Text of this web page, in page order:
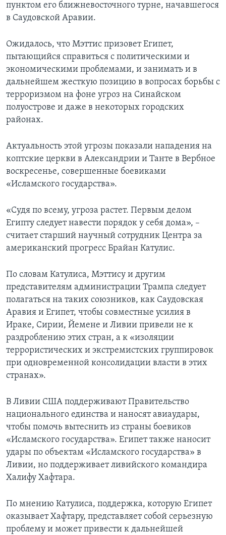
пунктом его ближневосточного турне, начавшегося
в Саудовской Аравии.
Ожидалось, что Мэттис призовет Египет,
пытающийся справиться с политическими и
экономическими проблемами, и занимать и в
дальнейшем жесткую позицию в вопросах борьбы с
терроризмом на фоне угроз на Синайском
полуострове и даже в некоторых городских
районах.
Актуальность этой угрозы показали нападения на
коптские церкви в Александрии и Танте в Вербное
воскресенье, совершенные боевиками
«Исламского государства».
«Судя по всему, угроза растет. Первым делом
Египту следует навести порядок у себя дома», –
считает старший научный сотрудник Центра за
американский прогресс Брайан Катулис.
По словам Катулиса, Мэттису и другим
представителям администрации Трампа следует
полагаться на таких союзников, как Саудовская
Аравия и Египет, чтобы совместные усилия в
Ираке, Сирии, Йемене и Ливии привели не к
раздроблению этих стран, а к «изоляции
террористических и экстремистских группировок
при одновременной консолидации власти в этих
странах».
В Ливии США поддерживают Правительство
национального единства и наносят авиаудары,
чтобы помочь вытеснить из страны боевиков
«Исламского государства». Египет также наносит
удары по объектам «Исламского государства» в
Ливии, но поддерживает ливийского командира
Халифу Хафтара.
По мнению Катулиса, поддержка, которую Египет
оказывает Хафтару, представляет собой серьезную
проблему и может привести к дальнейшей